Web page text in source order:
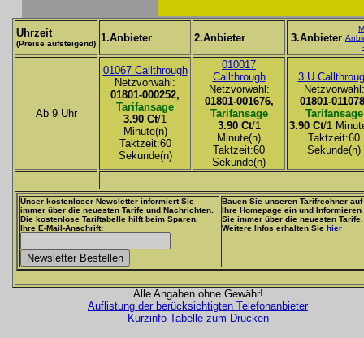
Uhrzeit
(Preise aufsteigend) 1.Anbieter 2.Anbieter 3.Anbieter
Ab 9 Uhr
01067 Callthrough
Netzvorwahl:
01801-000252,
Tarifansage
3.90 Ct/1
Minute(n)
Taktzeit:60
Sekunde(n)
010017
Callthrough
Netzvorwahl:
01801-001676,
Tarifansage
3.90 Ct/1
Minute(n)
Taktzeit:60
Sekunde(n)
3 U
Netzvorwahl:
01801-
Tarifansage
3.90 Ct/1
Taktzeit:60
Sekunde(n)
Unser kostenloser Newsletter informiert Sie
immer über die neuesten Tarife und Nachrichten.
Die kostenlose Tariftabelle hilft beim Sparen.
Ihre E-Mail-Anschrift:
Bauen Sie unseren Tarifrechner auf
Ihre Homepage ein und Informieren
Sie immer über die neuesten Tarife.
Weitere Infos erhalten Sie hier
Alle Angaben ohne Gewähr!
Auflistung der berücksichtigten Telefonanbieter
Kurzinfo-Tabelle zum Drucken